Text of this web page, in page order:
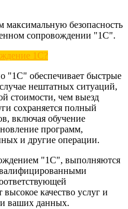
максимальную безопасность
сопровождении "1С".
1С?
"1С" обеспечивает быстрые
нештатных ситуаций,
стоимости, чем выезд
сохраняется полный
включая обучение
программ,
и другие операции.
"1С", выполняются
качество услуг и
ваших данных.